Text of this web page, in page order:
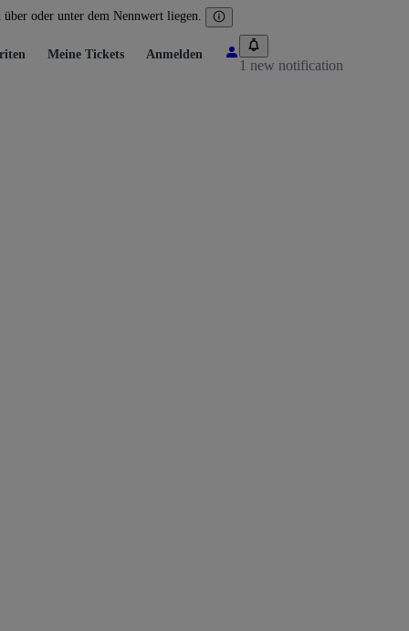
oder unter dem Nennwert liegen.
Meine Tickets Anmelden
1 new notification